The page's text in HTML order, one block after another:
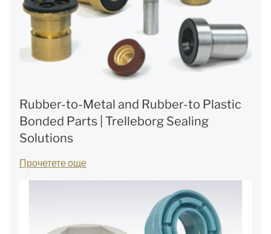
Rubber-to-Metal and Rubber-to Plastic
Bonded Parts | Trelleborg Sealing
Solutions
Прочетете още